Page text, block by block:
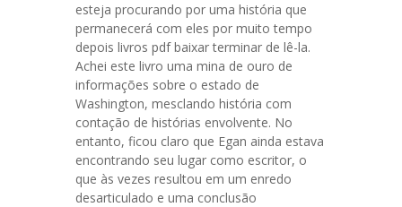
esteja procurando por uma história que
permanecerá com eles por muito tempo
depois livros pdf baixar terminar de lê-la.
Achei este livro uma mina de ouro de
informações sobre o estado de
Washington, mesclando história com
contação de histórias envolvente. No
entanto, ficou claro que Egan ainda estava
encontrando seu lugar como escritor, o
que às vezes resultou em um enredo
desarticulado e uma conclusão